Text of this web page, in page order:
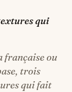
qui
ou
trois
qui fait